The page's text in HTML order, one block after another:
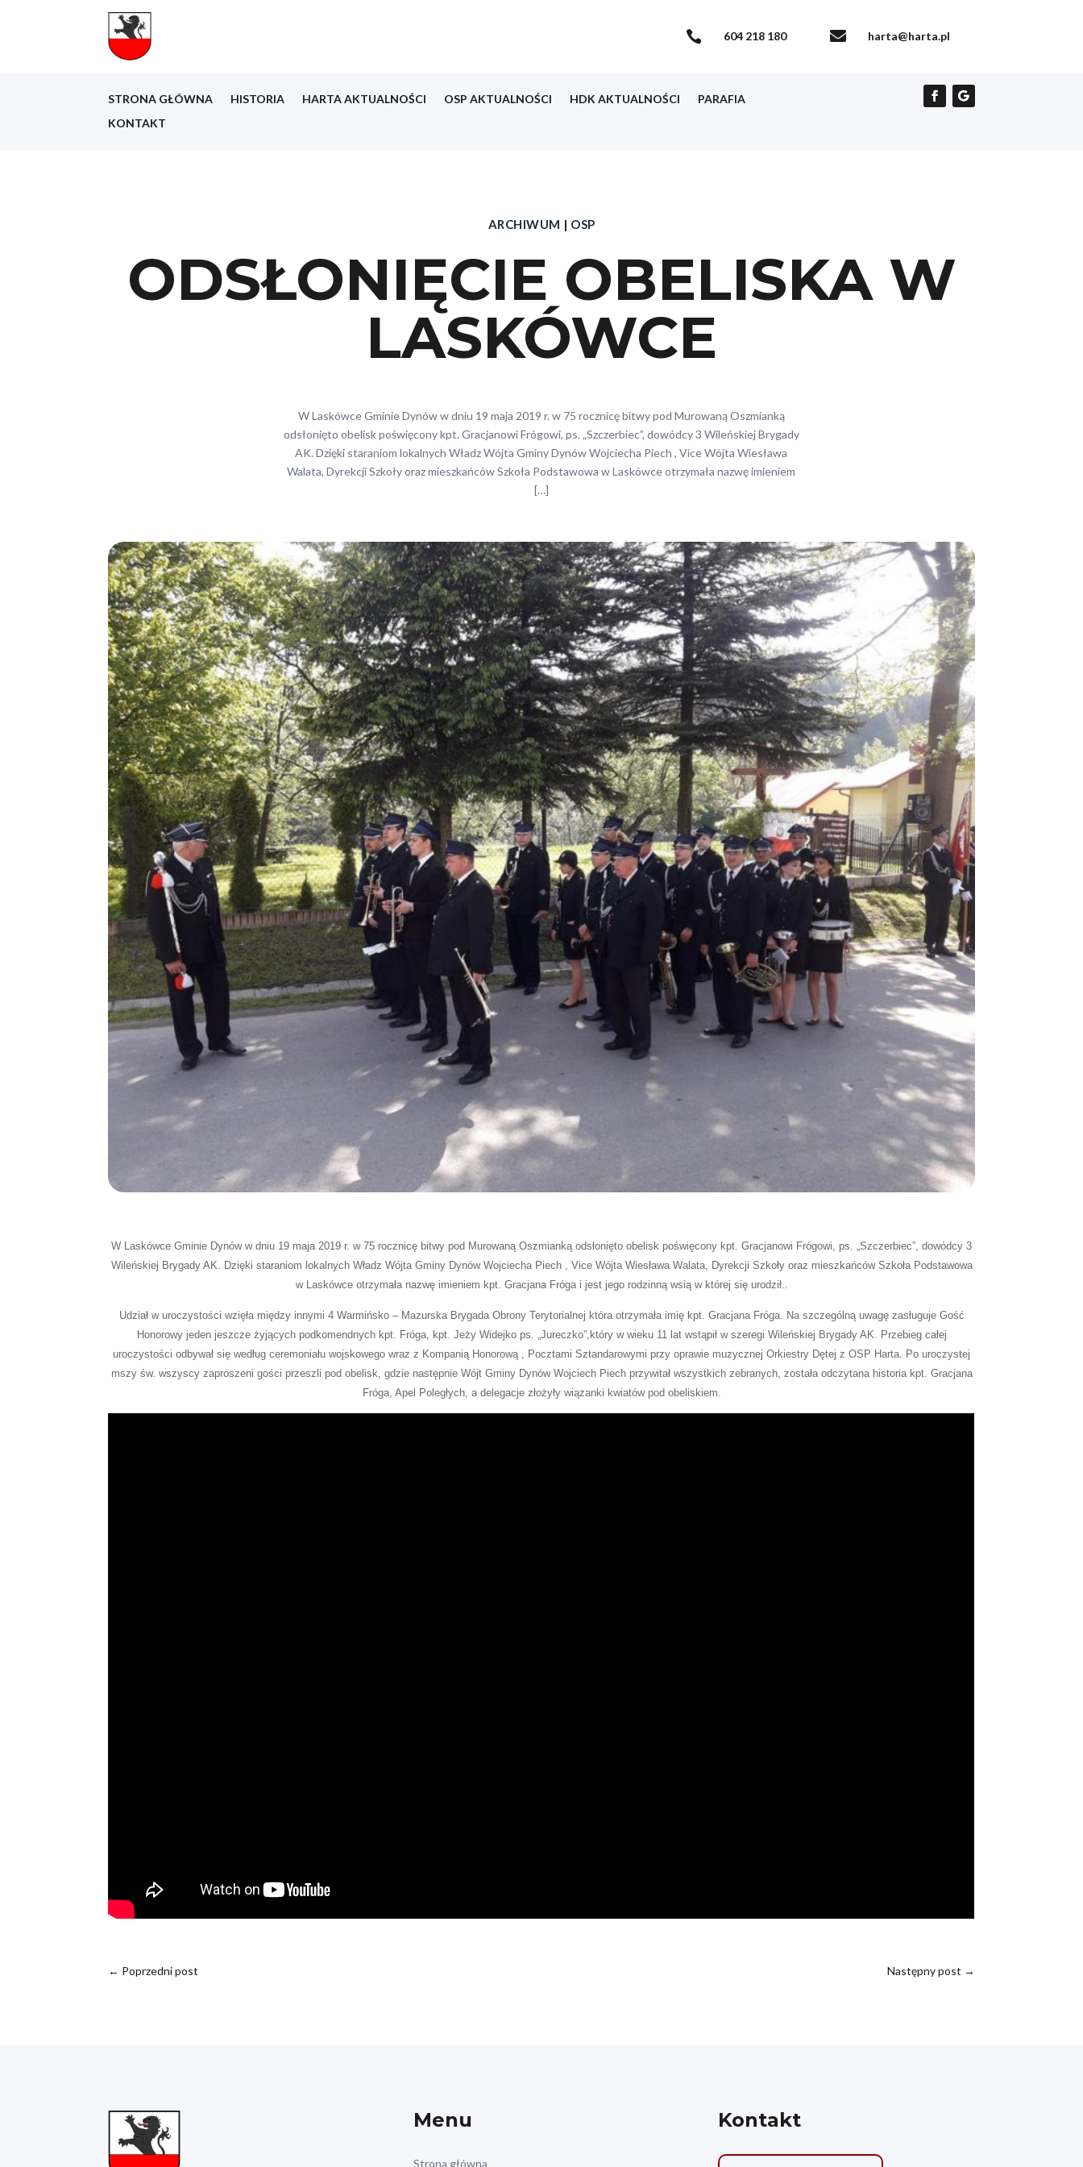
 604 218 180  harta@harta.pl
STRONA GŁÓWNA HISTORIA HARTA AKTUALNOŚCI OSP AKTUALNOŚCI HDK AKTUALNOŚCI
PARAFIA
KONTAKT
ARCHIWUM | OSP
ODSŁONIĘCIE OBELISKA W
LASKÓWCE
W Laskówce Gminie Dynów w dniu 19 maja 2019 r. w 75 rocznicę bitwy pod Murowaną Oszmianką
odsłonięto obelisk poświęcony kpt. Gracjanowi Frógowi, ps. „Szczerbiec”, dowódcy 3 Wileńskiej Brygady
AK. Dzięki staraniom lokalnych Władz Wójta Gminy Dynów Wojciecha Piech , Vice Wójta Wiesława
Walata, Dyrekcji Szkoły oraz mieszkańców Szkoła Podstawowa w Laskówce otrzymała nazwę imieniem
[…]
W Laskówce Gminie Dynów w dniu 19 maja 2019 r. w 75 rocznicę bitwy pod Murowaną Oszmianką odsłonięto obelisk poświęcony kpt. Gracjanowi Frógowi, ps. „Szczerbiec”, dowódcy 3
Wileńskiej Brygady AK. Dzięki staraniom lokalnych Władz Wójta Gminy Dynów Wojciecha Piech , Vice Wójta Wiesława Walata, Dyrekcji Szkoły oraz mieszkańców Szkoła Podstawowa
w Laskówce otrzymała nazwę imieniem kpt. Gracjana Fróga i jest jego rodzinną wsią w której się urodził..
Udział w uroczystości wzięła między innymi 4 Warmińsko – Mazurska Brygada Obrony Terytorialnej która otrzymała imię kpt. Gracjana Fróga. Na szczególną uwagę zasługuje Gość
Honorowy jeden jeszcze żyjących podkomendnych kpt. Fróga, kpt. Jeży Widejko ps. „Jureczko”,który w wieku 11 lat wstąpił w szeregi Wileńskiej Brygady AK. Przebieg całej
uroczystości odbywał się według ceremoniału wojskowego wraz z Kompanią Honorową , Pocztami Sztandarowymi przy oprawie muzycznej Orkiestry Dętej z OSP Harta. Po uroczystej
mszy św. wszyscy zaproszeni gości przeszli pod obelisk, gdzie następnie Wójt Gminy Dynów Wojciech Piech przywitał wszystkich zebranych, została odczytana historia kpt. Gracjana
Fróga, Apel Poległych, a delegacje złożyły wiązanki kwiatów pod obeliskiem.
← Poprzedni post Następny post →
Menu
Strona główna
Kontakt